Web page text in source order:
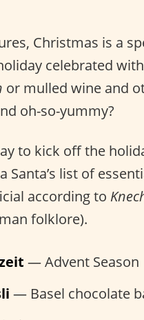
Christmas is a
celebrated
or mulled wine and
oh-so-yummy?
to kick off the
Santa’s list of
according to
folklore).
— Advent Season
— Basel chocolate